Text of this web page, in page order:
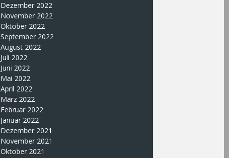
Dezember 2022
November 2022
Oktober 2022
September 2022
August 2022
Juli 2022
Juni 2022
Mai 2022
April 2022
März 2022
Februar 2022
Januar 2022
Dezember 2021
November 2021
Oktober 2021